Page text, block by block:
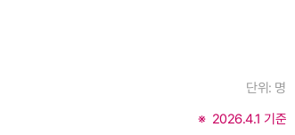
단위: 명
2026.4.1 기준